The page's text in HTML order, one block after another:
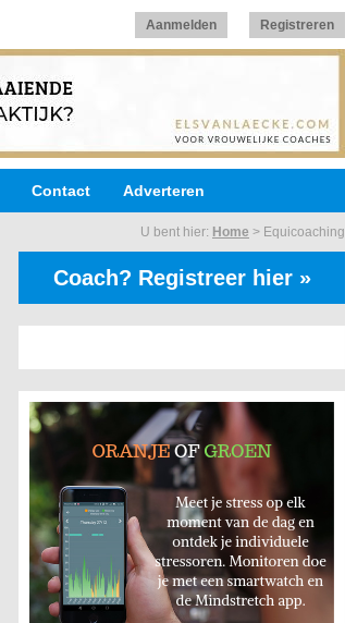
Aanmelden Registreren
Contact Adverteren
U bent hier: Home > Equicoaching
Coach? Registreer hier »